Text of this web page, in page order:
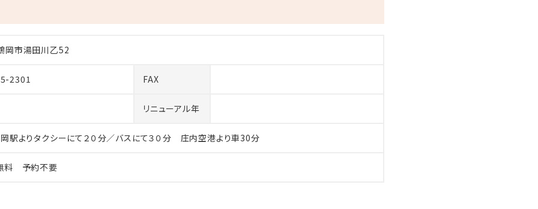
岡市湯田川乙52
2301 FAX
リニューアル年
駅よりタクシーにて２０分／バスにて３０分 庄内空港より車30分
料 予約不要